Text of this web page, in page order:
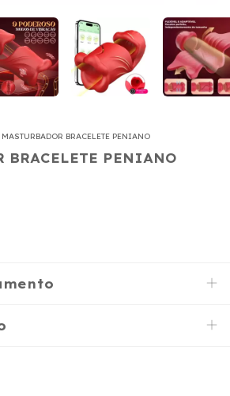
MASTURBADOR BRACELETE PENIANO
BRACELETE PENIANO